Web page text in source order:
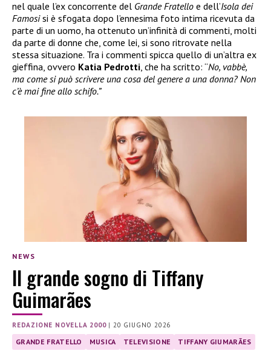
nel quale l’ex concorrente del Grande Fratello e dell’Isola dei
Famosisi è sfogata dopo l’ennesima foto intima ricevuta da
parte di un uomo, ha ottenuto un’infinità di commenti, molti
da parte di donne che, come lei, si sono ritrovate nella
stessa situazione. Tra i commenti spicca quello di un’altra ex
gieffina, ovvero Katia Pedrotti, che ha scritto: “No, vabbè,
ma come si può scrivere una cosa del genere a una donna? Non
c’è mai fine allo schifo.”
NEWS
Il grande sogno di Tiffany
Guimarães
REDAZIONE NOVELLA 2000|20 GIUGNO 2026
GRANDE FRATELLO MUSICA TELEVISIONE TIFFANY GIUMARÃES